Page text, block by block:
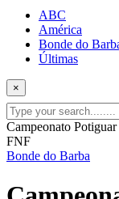
ABC
América
Bonde do
Últimas
×
Campeonato
FNF
Bonde do Barba